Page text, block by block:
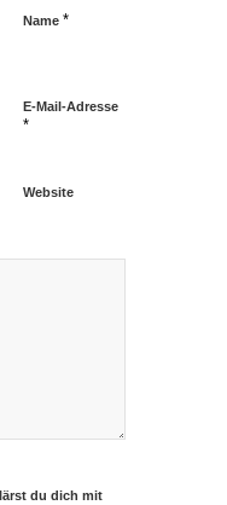
Name *
E-Mail-Adresse
*
Website
du dich mit